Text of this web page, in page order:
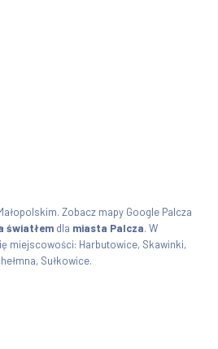
Zobacz mapy Google Palcza
światłem dla miasta Palcza. W
miejscowości: Harbutowice, Skawinki,
Sułkowice.